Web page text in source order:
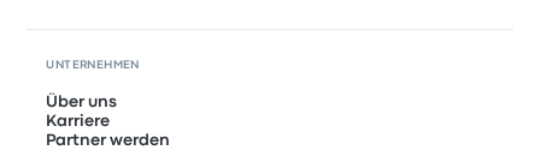
UNTERNEHMEN
Über uns
Karriere
Partner werden